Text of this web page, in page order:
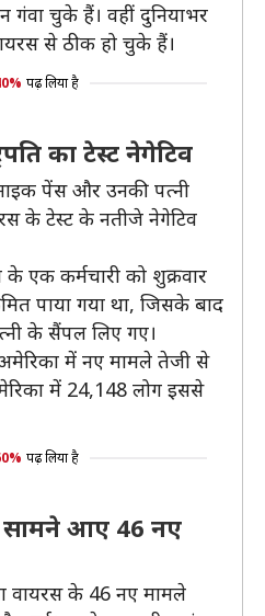
गंवा चुके हैं। वहीं दुनियाभर
से ठीक हो चुके हैं।
पढ़ लिया है
का टेस्ट नेगेटिव
पेंस और उनकी पत्नी
के टेस्ट के नतीजे नेगेटिव
एक कर्मचारी को शुक्रवार
पाया गया था, जिसके बाद
के सैंपल लिए गए।
में नए मामले तेजी से
में 24,148 लोग इससे
पढ़ लिया है
सामने आए 46 नए
वायरस के 46 नए मामले